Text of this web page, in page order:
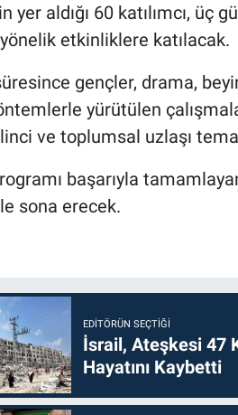
yer aldığı 60 katılımcı, üç
etkinliklere katılacak.
gençler, drama,
yürütülen
ve toplumsal uzlaşı
başarıyla
sona erecek.
EDITÖRÜN SEÇTIĞI
İsrail, Ateşkesi 47
Hayatını Kaybetti